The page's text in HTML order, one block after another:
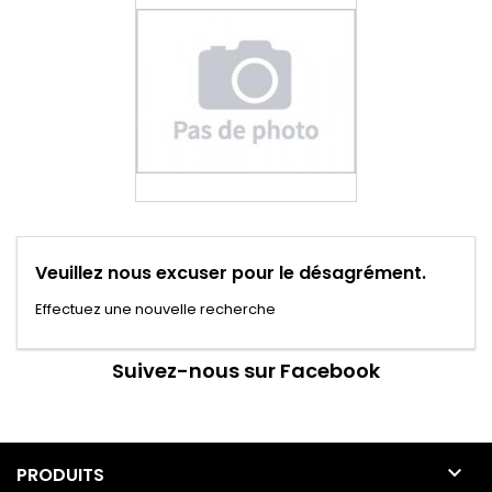
Veuillez nous excuser pour le désagrément.
Effectuez une nouvelle recherche
Suivez-nous sur Facebook
PRODUITS 